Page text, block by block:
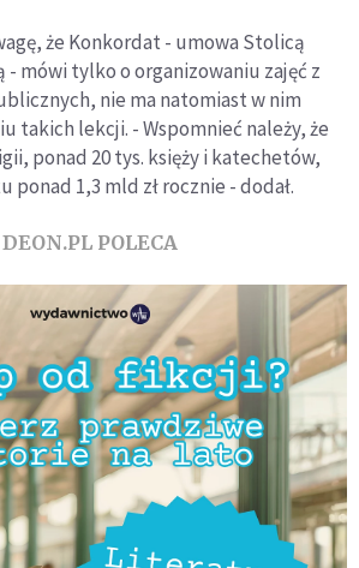
że Konkordat - umowa Stolicą
- mówi tylko o organizowaniu zajęć z
nie ma natomiast w nim
takich lekcji. - Wspomnieć należy, że
ponad 20 tys. księży i katechetów,
ponad 1,3 mld zł rocznie - dodał.
DEON.PL POLECA